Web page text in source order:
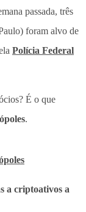
passada, três
foram alvo de
Polícia Federal
É o que
.
a criptoativos a